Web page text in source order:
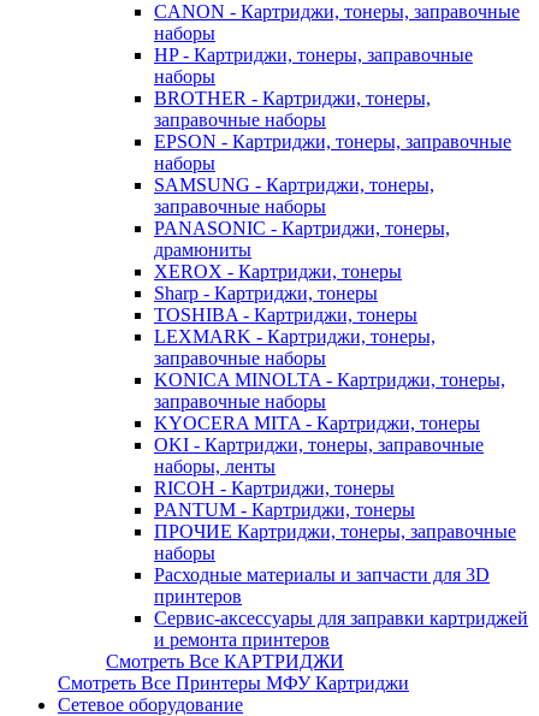
CANON - Картриджи, тонеры, заправочные
наборы
HP - Картриджи, тонеры, заправочные
наборы
BROTHER - Картриджи, тонеры,
заправочные наборы
EPSON - Картриджи, тонеры, заправочные
наборы
SAMSUNG - Картриджи, тонеры,
заправочные наборы
PANASONIC - Картриджи, тонеры,
драмюниты
XEROX - Картриджи, тонеры
Sharp - Картриджи, тонеры
TOSHIBA - Картриджи, тонеры
LEXMARK - Картриджи, тонеры,
заправочные наборы
KONICA MINOLTA - Картриджи, тонеры,
заправочные наборы
KYOCERA MITA - Картриджи, тонеры
OKI - Картриджи, тонеры, заправочные
наборы, ленты
RICOH - Картриджи, тонеры
PANTUM - Картриджи, тонеры
ПРОЧИЕ Картриджи, тонеры, заправочные
наборы
Расходные материалы и запчасти для 3D
принтеров
Сервис-аксессуары для заправки картриджей
и ремонта принтеров
Смотреть Все КАРТРИДЖИ
Смотреть Все Принтеры МФУ Картриджи
Сетевое оборудование